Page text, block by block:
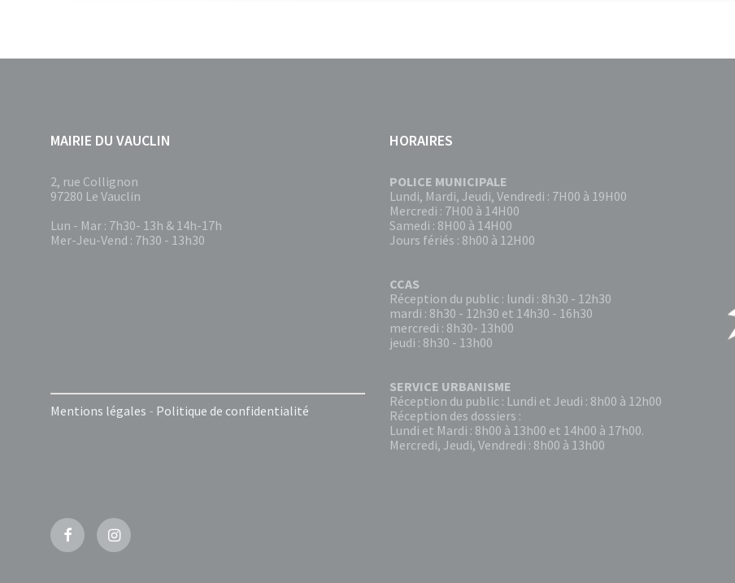
MAIRIE DU VAUCLIN
2, rue Collignon
97280 Le Vauclin
Lun - Mar : 7h30- 13h & 14h-17h
Mer-Jeu-Vend : 7h30 - 13h30
Mentions légales - Politique de confidentialité
HORAIRES
POLICE MUNICIPALE
Lundi, Mardi, Jeudi, Vendredi : 7H00 à 19H00
Mercredi : 7H00 à 14H00
Samedi : 8H00 à 14H00
Jours fériés : 8h00 à 12H00
CCAS
Réception du public : lundi : 8h30 - 12h30
mardi : 8h30 - 12h30 et 14h30 - 16h30
mercredi : 8h30- 13h00
jeudi : 8h30 - 13h00
SERVICE URBANISME
Réception du public : Lundi et Jeudi : 8h00 à 12h00
Réception des dossiers :
Lundi et Mardi : 8h00 à 13h00 et 14h00 à 17h00.
Mercredi, Jeudi, Vendredi : 8h00 à 13h00
FacebookInstagram